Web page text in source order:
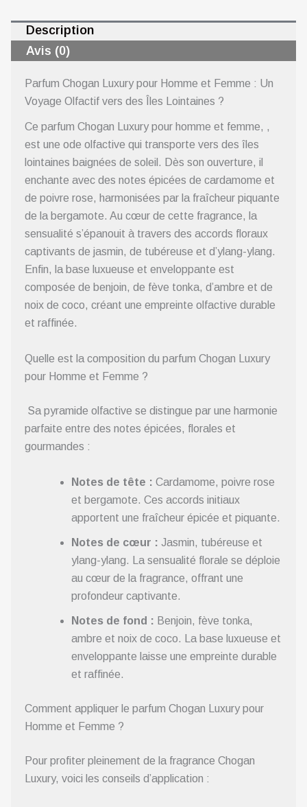
Description
Avis (0)
Parfum Chogan Luxury pour Homme et Femme : Un
Voyage Olfactif vers des Îles Lointaines ?
Ce parfum Chogan Luxury pour homme et femme, ,
est une ode olfactive qui transporte vers des îles
lointaines baignées de soleil. Dès son ouverture, il
enchante avec des notes épicées de cardamome et
de poivre rose, harmonisées par la fraîcheur piquante
de la bergamote. Au cœur de cette fragrance, la
sensualité s’épanouit à travers des accords floraux
captivants de jasmin, de tubéreuse et d’ylang-ylang.
Enfin, la base luxueuse et enveloppante est
composée de benjoin, de fève tonka, d’ambre et de
noix de coco, créant une empreinte olfactive durable
et raffinée.
Quelle est la composition du parfum Chogan Luxury
pour Homme et Femme ?
Sa pyramide olfactive se distingue par une harmonie
parfaite entre des notes épicées, florales et
gourmandes :
Notes de tête : Cardamome, poivre rose
et bergamote. Ces accords initiaux
apportent une fraîcheur épicée et piquante.
Notes de cœur : Jasmin, tubéreuse et
ylang-ylang. La sensualité florale se déploie
au cœur de la fragrance, offrant une
profondeur captivante.
Notes de fond : Benjoin, fève tonka,
ambre et noix de coco. La base luxueuse et
enveloppante laisse une empreinte durable
et raffinée.
Comment appliquer le parfum Chogan Luxury pour
Homme et Femme ?
Pour profiter pleinement de la fragrance Chogan
Luxury, voici les conseils d’application :